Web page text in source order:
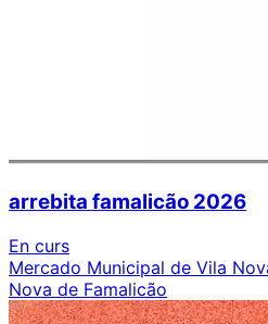
arrebita famalicão 2026
En curs
Mercado Municipal de Vila
Nova de Famalicão